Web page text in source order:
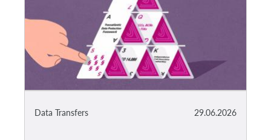
29.06.2026
Data Transfers